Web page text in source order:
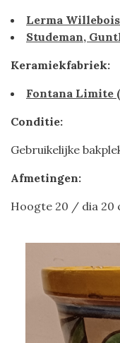
Lerma
Studeman,
Keramiekfabriek:
Fontana Limite
Conditie:
Gebruikelijke
Afmetingen:
Hoogte 20 / dia 20